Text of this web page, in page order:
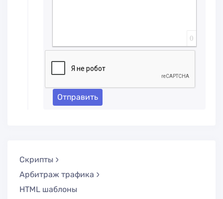
0
Отправить
Скрипты
Арбитраж трафика
HTML шаблоны